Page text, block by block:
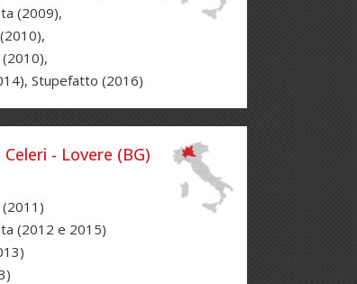
(2009),
Stupefatto (2016)
- Lovere (BG)
(2012 e 2015)